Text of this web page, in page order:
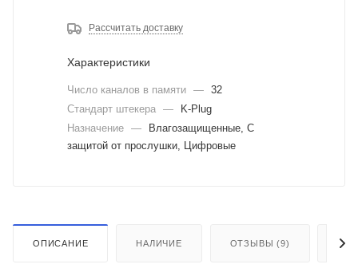
Рассчитать доставку
Характеристики
Число каналов в памяти — 32
Стандарт штекера —
K-Plug
Назначение —
Влагозащищенные, С
защитой от прослушки, Цифровые
ОПИСАНИЕ НАЛИЧИЕ ОТЗЫВЫ (9)